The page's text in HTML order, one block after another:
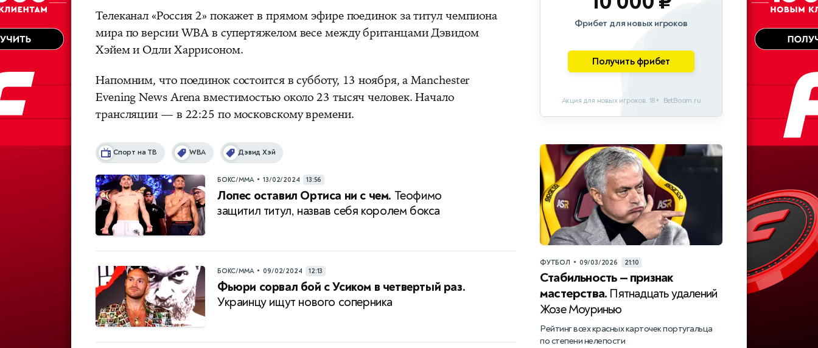
Телеканал «Россия 2» покажет в прямом эфире поединок за титул чемпиона
мира по версии WBA в супертяжелом весе между британцами Дэвидом
Хэйем и Одли Харрисоном.
Напомним, что поединок состоится в субботу, 13 ноября, а Manchester
Evening News Arena вместимостью около 23 тысяч человек. Начало
трансляции — в 22:25 по московскому времени.
Спорт на ТВ WBA Дэвид Хэй
БОКС/ММА • 13/02/2024 13:56
Лопес оставил Ортиса ни с чем. Теофимо
защитил титул, назвав себя королем бокса
БОКС/ММА • 09/02/2024 12:13
Фьюри сорвал бой с Усиком в четвертый раз.
Украинцу ищут нового соперника
Фрибет для новых игроков
Получить фрибет
Акция для новых игроков. 18+. BetBoom.ru
ФУТБОЛ • 09/03/2026 21:10
Стабильность — признак
мастерства. Пятнадцать удалений
Жозе Моуринью
Рейтинг всех красных карточек португальца
по степени нелепости